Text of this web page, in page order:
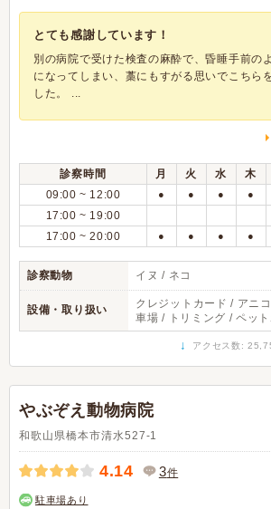
とても感謝しています！
別の病院で受けた検査の麻酔で、昏睡手前の
になってしまい、藁にもすがる思いでこちら
した。 ...
診察時間 月 火 水 木
09:00 ~ 12:00
● ● ● ●
17:00 ~ 19:00
17:00 ~ 20:00 ● ● ● ●
診察動物 イヌ / ネコ
設備・取り扱い
クレジットカード / アニ
車場 / トリミング / ペッ
↓ アクセス数:
やぶぞえ動物病院
和歌山県橋本市清水527-1
4.14 3件
駐車場あり